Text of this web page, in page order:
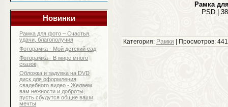
Новинки
Рамка для фото – Счастья,
удачи, благополучия
Фоторамка - Мой детский сад
Фоторамка - В мире много
сказок
Обложка и задувка на DVD
диск для оформления
свадебного видео - Желаем
вам нежности и доброты,
пусть сбудутся общие ваши
мечты
Рамка
PSD |
Категория: Рамки | Просмотров: